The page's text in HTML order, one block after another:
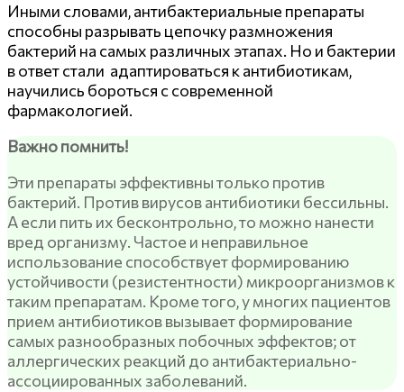
Иными словами, антибактериальные препараты
способны разрывать цепочку размножения
бактерий на самых различных этапах. Но и бактерии
в ответ стали адаптироваться к антибиотикам,
научились бороться с современной
фармакологией.
Важно помнить!
Эти препараты эффективны только против
бактерий. Против вирусов антибиотики бессильны.
А если пить их бесконтрольно, то можно нанести
вред организму. Частое и неправильное
использование способствует формированию
устойчивости (резистентности) микроорганизмов к
таким препаратам. Кроме того, у многих пациентов
прием антибиотиков вызывает формирование
самых разнообразных побочных эффектов; от
аллергических реакций до антибактериально-
ассоциированных заболеваний.